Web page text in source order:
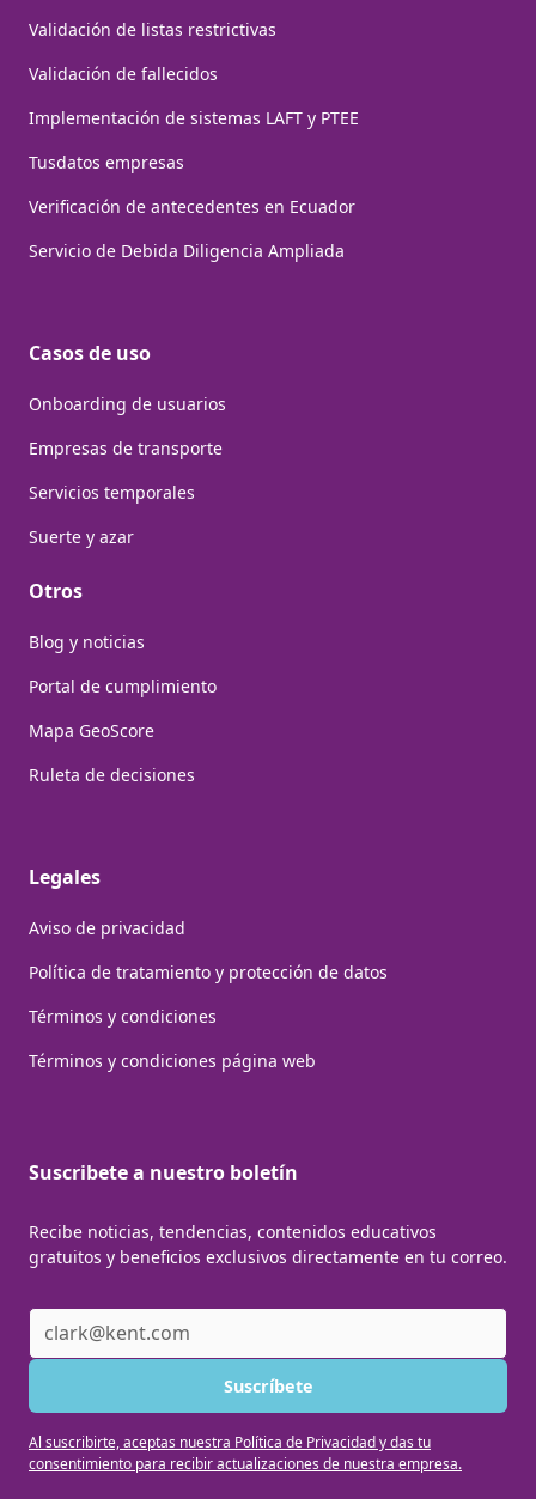
Validación de listas restrictivas
Validación de fallecidos
Implementación de sistemas LAFT y PTEE
Tusdatos empresas
Verificación de antecedentes en Ecuador
Servicio de Debida Diligencia Ampliada
Casos de uso
Onboarding de usuarios
Empresas de transporte
Servicios temporales
Suerte y azar
Otros
Blog y noticias
Portal de cumplimiento
Mapa GeoScore
Ruleta de decisiones
Legales
Aviso de privacidad
Política de tratamiento y protección de datos
Términos y condiciones
Términos y condiciones página web
Suscribete a nuestro boletín
Recibe noticias, tendencias, contenidos educativos
gratuitos y beneficios exclusivos directamente en tu correo.
Al suscribirte, aceptas nuestra Política de Privacidad y das tu
consentimiento para recibir actualizaciones de nuestra empresa.